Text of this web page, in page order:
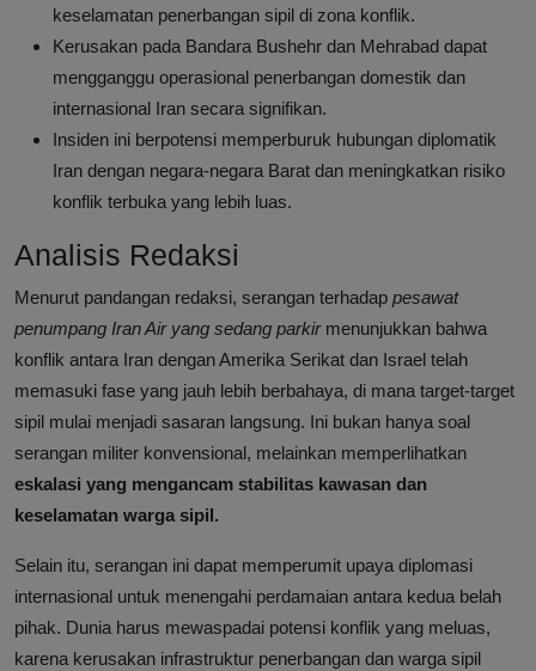
keselamatan penerbangan sipil di zona konflik.
Kerusakan pada Bandara Bushehr dan Mehrabad dapat
mengganggu operasional penerbangan domestik dan
internasional Iran secara signifikan.
Insiden ini berpotensi memperburuk hubungan diplomatik
Iran dengan negara-negara Barat dan meningkatkan risiko
konflik terbuka yang lebih luas.
Analisis Redaksi
Menurut pandangan redaksi, serangan terhadap pesawat
penumpang Iran Air yang sedang parkirmenunjukkan bahwa
konflik antara Iran dengan Amerika Serikat dan Israel telah
memasuki fase yang jauh lebih berbahaya, di mana target-target
sipil mulai menjadi sasaran langsung. Ini bukan hanya soal
serangan militer konvensional, melainkan memperlihatkan
eskalasi yang mengancam stabilitas kawasan dan
keselamatan warga sipil.
Selain itu, serangan ini dapat memperumit upaya diplomasi
internasional untuk menengahi perdamaian antara kedua belah
pihak. Dunia harus mewaspadai potensi konflik yang meluas,
karena kerusakan infrastruktur penerbangan dan warga sipil